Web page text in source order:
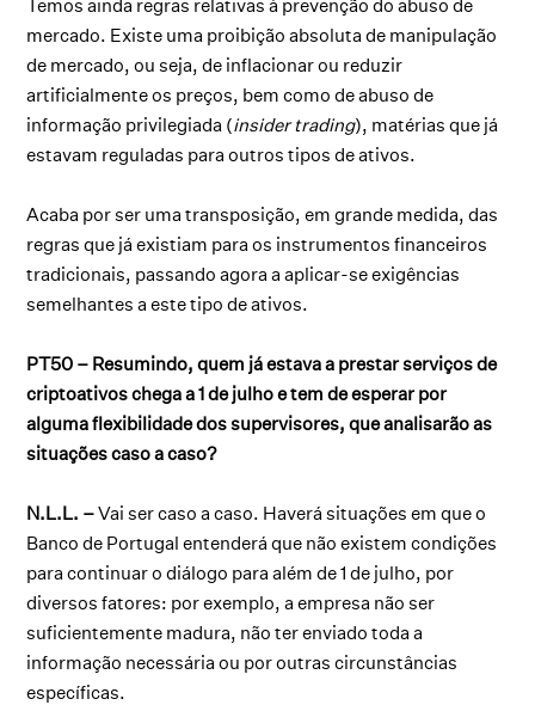
Temos ainda regras relativas à prevenção do abuso de
mercado. Existe uma proibição absoluta de manipulação
de mercado, ou seja, de inflacionar ou reduzir
artificialmente os preços, bem como de abuso de
informação privilegiada (insider trading), matérias que já
estavam reguladas para outros tipos de ativos.
Acaba por ser uma transposição, em grande medida, das
regras que já existiam para os instrumentos financeiros
tradicionais, passando agora a aplicar-se exigências
semelhantes a este tipo de ativos.
PT50 – Resumindo, quem já estava a prestar serviços de
criptoativos chega a 1 de julho e tem de esperar por
alguma flexibilidade dos supervisores, que analisarão as
situações caso a caso?
N.L.L. –Vai ser caso a caso. Haverá situações em que o
Banco de Portugal entenderá que não existem condições
para continuar o diálogo para além de 1 de julho, por
diversos fatores: por exemplo, a empresa não ser
suficientemente madura, não ter enviado toda a
informação necessária ou por outras circunstâncias
específicas.